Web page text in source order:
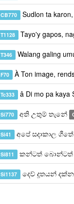
CB770 Sudlon ta
T1128 Tayo'y gapos,
T346 Walang galing
F70 À Ton image,
Tc333 â Di mo pa kaya
Si770 අති උතුම් තැනේ
Si41 අපේ සදාකාල ගීතේ
Si811 කන්ටත් බොන්ටත්
Si1137 දෙව් දූතයන්